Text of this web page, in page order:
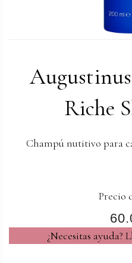
Riche
Champú nutitivo para
Precio
¿Necesitas ayuda?